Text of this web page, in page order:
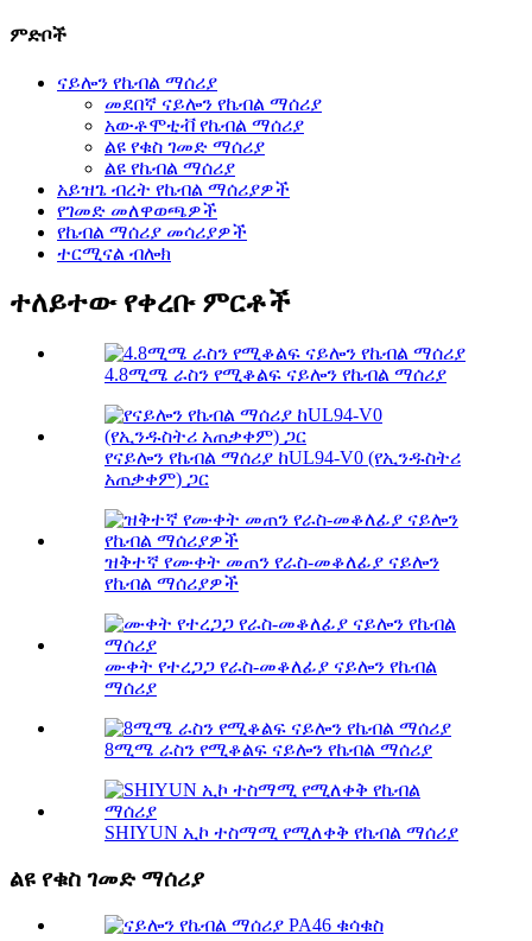
ምድቦች
ናይሎን የኬብል ማሰሪያ
መደበኛ ናይሎን የኬብል ማሰሪያ
አውቶሞቲቭ የኬብል ማሰሪያ
ልዩ የቁስ ገመድ ማሰሪያ
ልዩ የኬብል ማሰሪያ
አይዝጌ ብረት የኬብል ማሰሪያዎች
የገመድ መለዋወጫዎች
የኬብል ማሰሪያ መሳሪያዎች
ተርሚናል ብሎክ
ተለይተው የቀረቡ ምርቶች
4.8ሚሜ ራስን የሚቆልፍ ናይሎን የኬብል ማሰሪያ
የናይሎን የኬብል ማሰሪያ ከUL94-V0 (የኢንዱስትሪ
አጠቃቀም) ጋር
ዝቅተኛ የሙቀት መጠን የራስ-መቆለፊያ ናይሎን
የኬብል ማሰሪያዎች
ሙቀት የተረጋጋ የራስ-መቆለፊያ ናይሎን የኬብል
ማሰሪያ
8ሚሜ ራስን የሚቆልፍ ናይሎን የኬብል ማሰሪያ
SHIYUN ኢኮ ተስማሚ የሚለቀቅ የኬብል ማሰሪያ
ልዩ የቁስ ገመድ ማሰሪያ